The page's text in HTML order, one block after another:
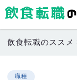
飲食転職のススメ
職種